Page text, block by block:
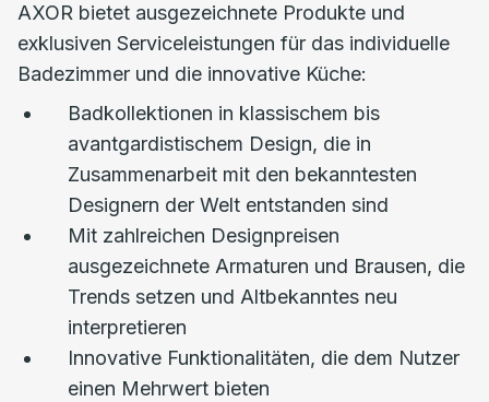
AXOR bietet ausgezeichnete Produkte und
exklusiven Serviceleistungen für das individuelle
Badezimmer und die innovative Küche:
Badkollektionen in klassischem bis
avantgardistischem Design, die in
Zusammenarbeit mit den bekanntesten
Designern der Welt entstanden sind
Mit zahlreichen Designpreisen
ausgezeichnete Armaturen und Brausen, die
Trends setzen und Altbekanntes neu
interpretieren
Innovative Funktionalitäten, die dem Nutzer
einen Mehrwert bieten